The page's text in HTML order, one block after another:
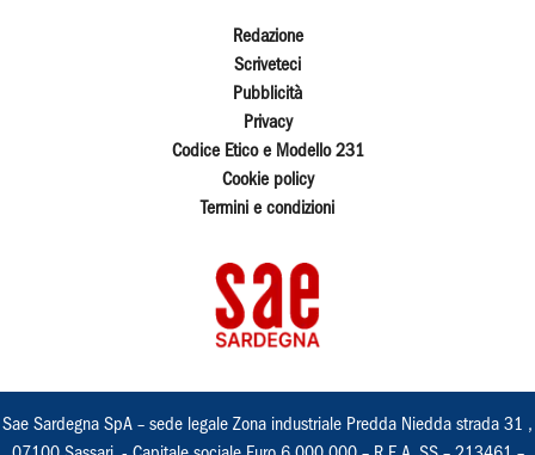
Redazione
Scriveteci
Pubblicità
Privacy
Codice Etico e Modello 231
Cookie policy
Termini e condizioni
Sae Sardegna SpA – sede legale Zona industriale Predda Niedda strada 31 ,